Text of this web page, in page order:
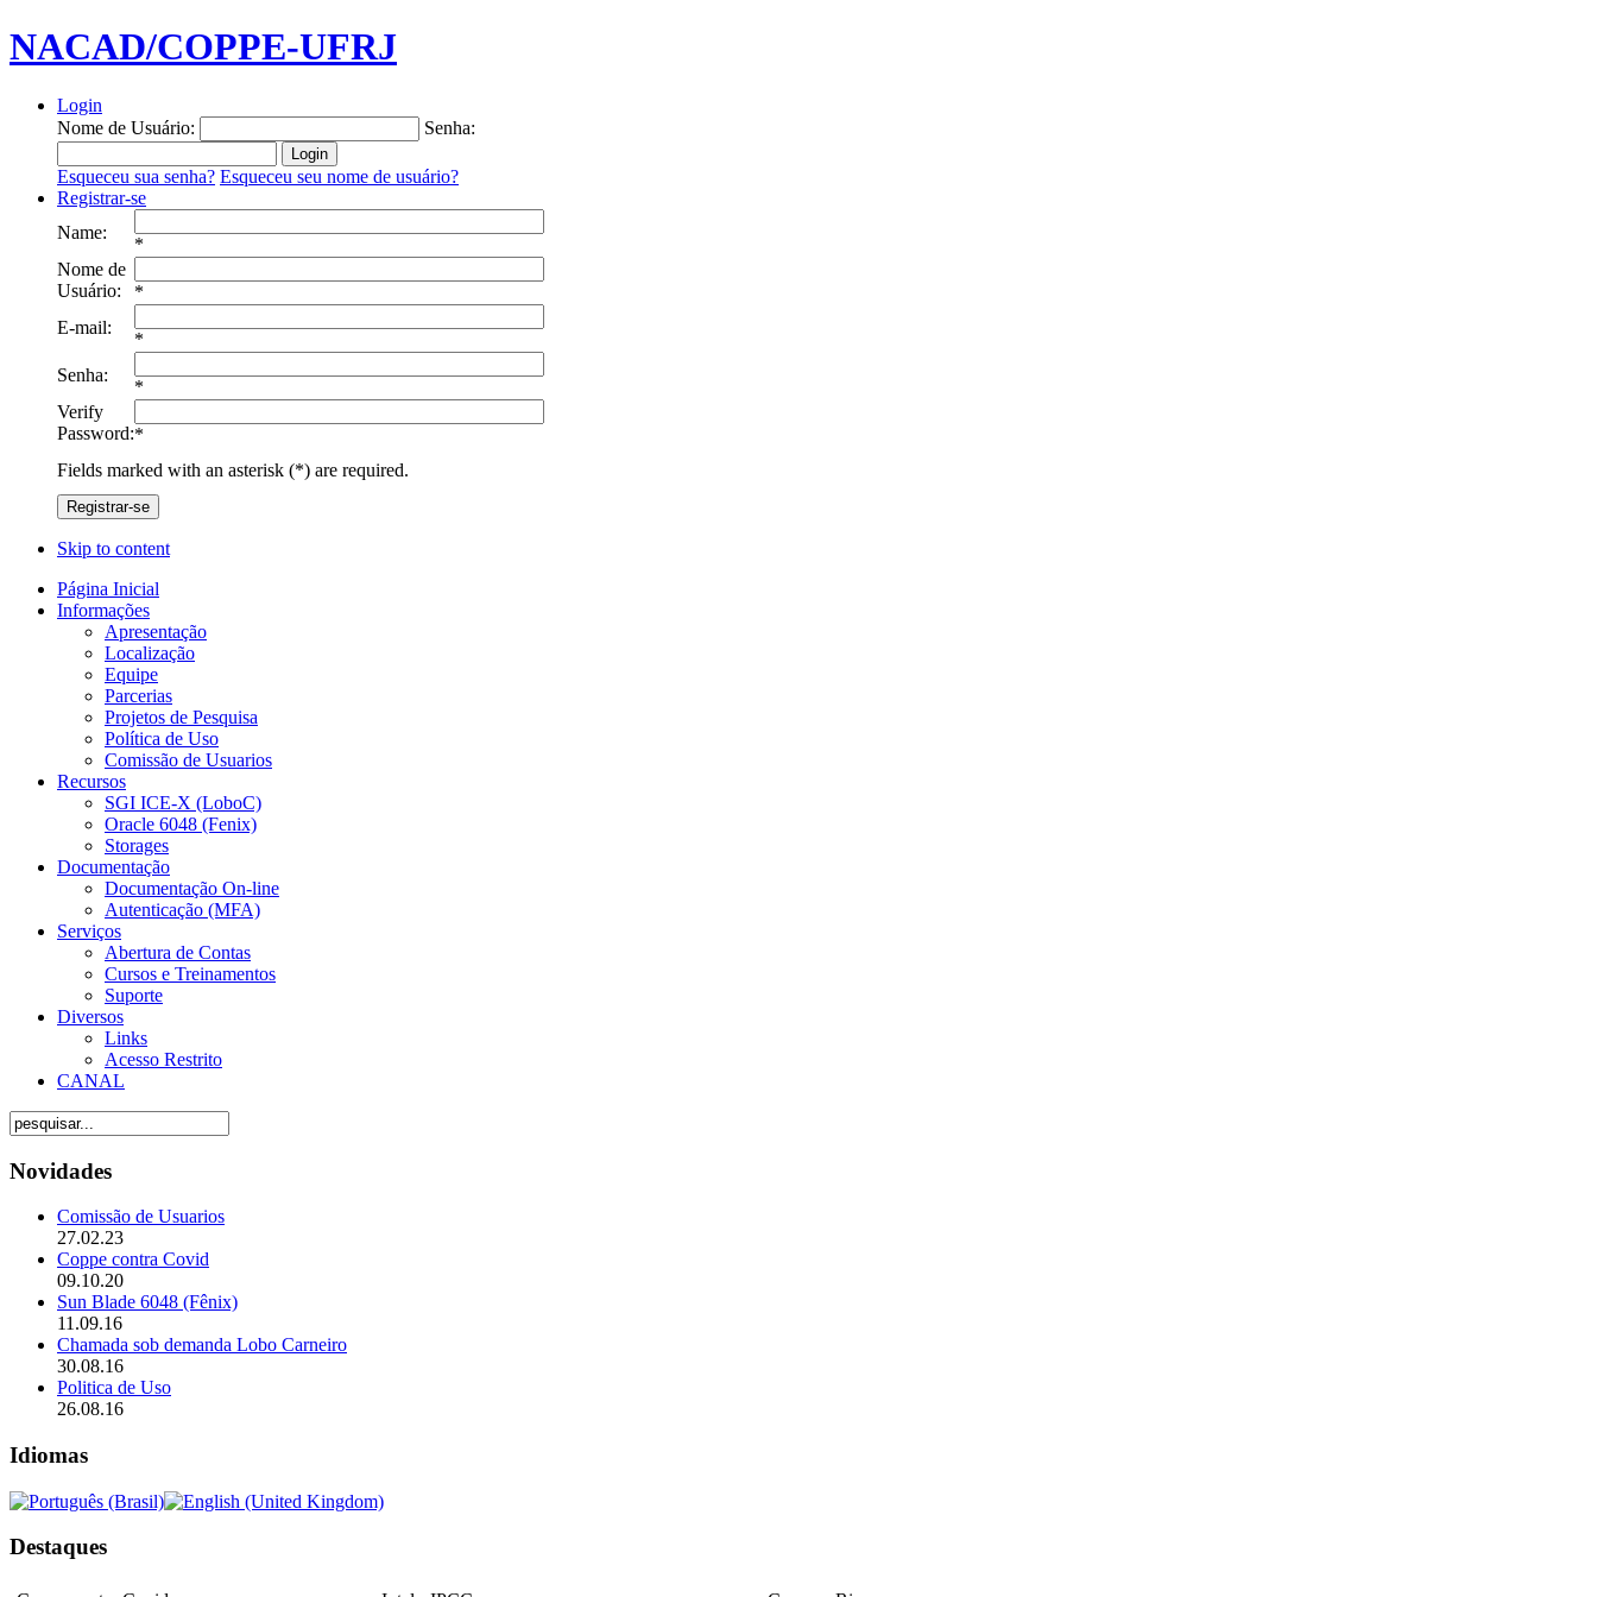
NACAD/COPPE-UFRJ
Login
Nome de Usuário:
Senha:
Esqueceu sua senha? Esqueceu seu nome de usuário?
Registrar-se
Name:
*
Nome de
Usuário:
*
E-mail:
*
Senha:
*
Verify
Password:*
Fields marked with an asterisk (*) are required.
Registrar-se
Skip to content
Página Inicial
Informações
Apresentação
Localização
Equipe
Parcerias
Projetos de Pesquisa
Política de Uso
Comissão de Usuarios
Recursos
SGI ICE-X (LoboC)
Oracle 6048 (Fenix)
Storages
Documentação
Documentação On-line
Autenticação (MFA)
Serviços
Abertura de Contas
Cursos e Treinamentos
Suporte
Diversos
Links
Acesso Restrito
CANAL
Novidades
Comissão de Usuarios
27.02.23
Coppe contra Covid
09.10.20
Sun Blade 6048 (Fênix)
11.09.16
Chamada sob demanda Lobo Carneiro
30.08.16
Politica de Uso
26.08.16
Idiomas
Destaques